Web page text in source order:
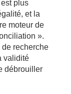
plus
et la
moteur de
».
de recherche
validité
débrouiller